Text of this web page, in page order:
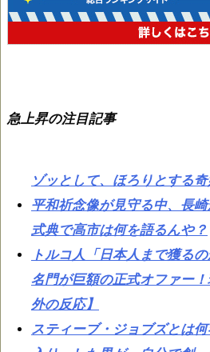
急上昇の注目記事
ゾッとして、ほろりとする奇
平和祈念像が見守る中、長
式典で高市は何を語るんや？
トルコ人「日本人まで獲る
名門が巨額の正式オファー
外の反応】
スティーブ・ジョブズとは